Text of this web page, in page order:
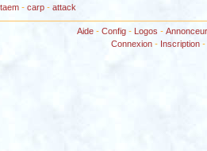
taem- carp- attack
Aide- Config- Logos -
Connexion - Inscription -